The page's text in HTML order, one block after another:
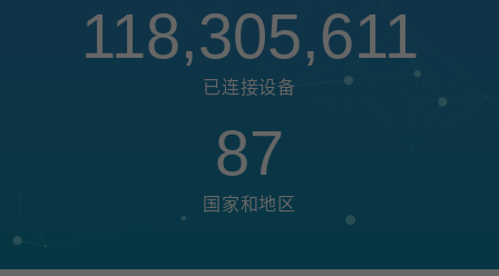
118,305,611
已连接设备
87
国家和地区